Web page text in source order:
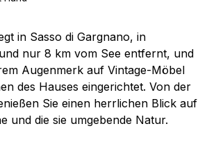
in Sasso di Gargnano, in
nur 8 km vom See entfernt, und
Augenmerk auf Vintage-Möbel
des Hauses eingerichtet. Von der
Sie einen herrlichen Blick auf
und die sie umgebende Natur.